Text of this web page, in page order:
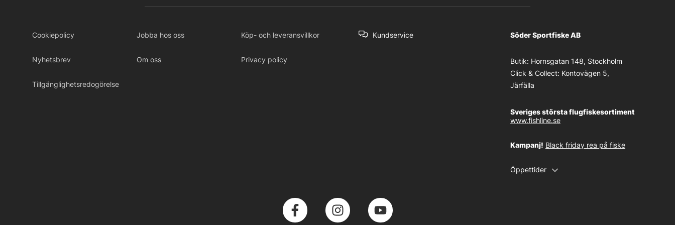
Cookiepolicy Jobba hos oss Köp- och leveransvillkor
Nyhetsbrev Om oss Privacy policy
Tillgänglighetsredogörelse
Kundservice Söder Sportfiske AB
Butik: Hornsgatan 148, Stockholm
Click & Collect: Kontovägen 5,
Järfälla
Sveriges största flugfiskesortiment
www.fishline.se
Kampanj! Black friday rea på fiske
Öppettider